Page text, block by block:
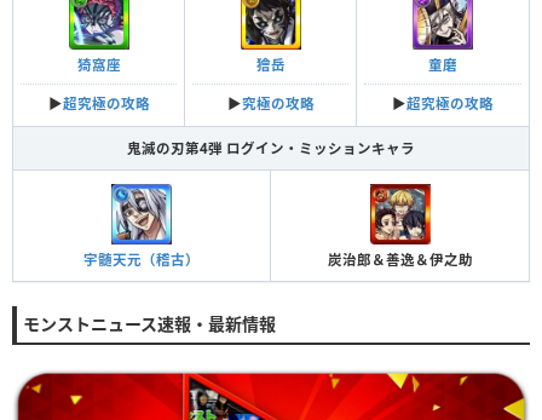
猗窩座
▶︎超究極の攻略
獪岳
▶︎究極の攻略
童磨
▶︎超究極の攻略
鬼滅の刃第4弾 ログイン・ミッションキャラ
宇髄天元（稽古） 炭治郎＆善逸＆伊之助
モンストニュース速報・最新情報